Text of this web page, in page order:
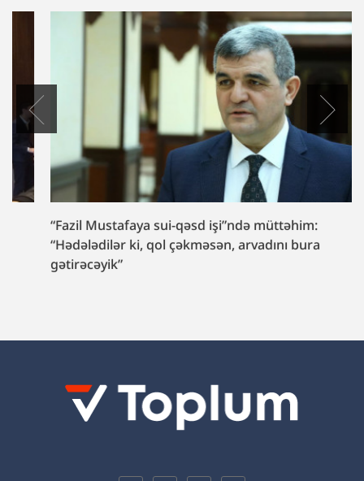
“Fazil Mustafaya sui-qəsd işi”ndə müttəhim:
“Hədələdilər ki, qol çəkməsən, arvadını bura
gətirəcəyik”